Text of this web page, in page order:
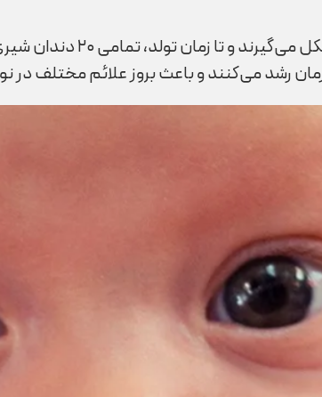
ریشه‌های دندان‌های شیری